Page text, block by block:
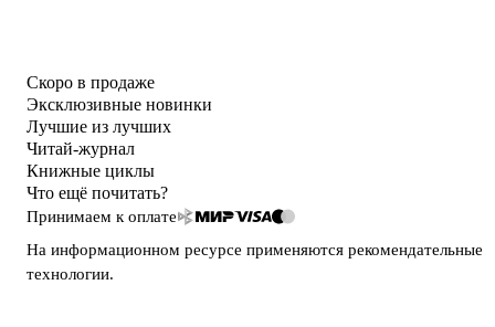
Скоро в продаже
Эксклюзивные новинки
Лучшие из лучших
Читай-журнал
Книжные циклы
Что ещё почитать?
Принимаем к оплате
На информационном ресурсе применяются рекомендательные
технологии.